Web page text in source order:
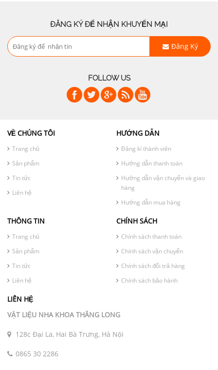
ĐĂNG KÝ ĐỂ NHẬN KHUYẾN MẠI
Đăng Ký
FOLLOW US
VỀ CHÚNG TÔI
Trang chủ
Sản phẩm
Tin tức
Liên hệ
HƯỚNG DẪN
Đăng kí thành viên
Hướng dẫn thanh toán
Hướng dẫn vận chuyển và giao
hàng
Hướng dẫn mua hàng
THÔNG TIN
Trang chủ
Sản phẩm
Tin tức
Liên hệ
CHÍNH SÁCH
Chính sách thanh toán
Chính sách vận chuyển
Chính sách đổi trả hàng
Chính sách bảo hành
LIÊN HỆ
VẬT LIỆU NHA KHOA THĂNG LONG
128c Đại La, Hai Bà Trưng, Hà Nội
0865 30 2286